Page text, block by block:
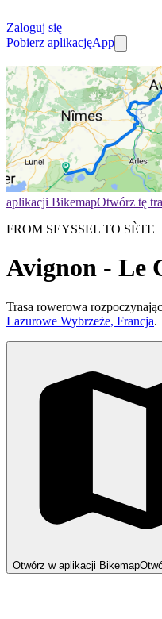
Zaloguj się
Pobierz aplikacjęApp
aplikacji BikemapOtwórz tę
FROM SEYSSEL TO SÈTE
Avignon - Le
Trasa rowerowa
Lazurowe Wybrzeże, Francja.
Otwórz w aplikacji Bikemap